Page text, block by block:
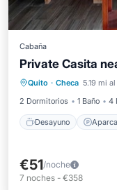
Cabaña
Private Casita
Quito · Checa 5.19 mi
2 Dormitorios
1 Baño 4
Desayuno
Desayuno
Balcón/
€51/noche
7 noches - €358